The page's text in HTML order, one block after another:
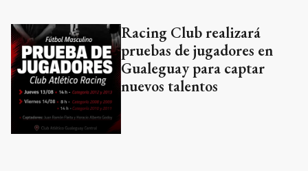
Racing Club realizará
pruebas de jugadores en
Gualeguay para captar
nuevos talentos